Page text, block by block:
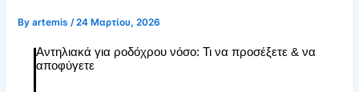
Byartemis/24 Μαρτίου, 2026
Αντηλιακά για ροδόχρου νόσο​: Τι να προσέξετε & να
αποφύγετε